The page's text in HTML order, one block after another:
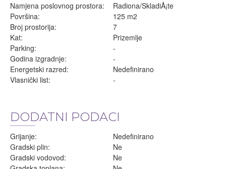
Namjena poslovnog prostora:
Radiona/SkladiÅ¡te
Površina:
125 m2
Broj prostorija:
7
Kat:
Prizemlje
Parking:
-
Godina izgradnje:
-
Energetski razred:
Nedefinirano
Vlasnički list:
-
DODATNI PODACI
Grijanje:
Nedefinirano
Gradski plin:
Ne
Gradski vodovod:
Ne